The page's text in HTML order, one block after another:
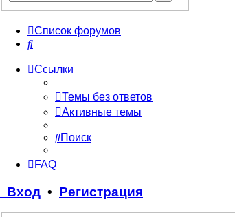
Список форумов
Поиск
Ссылки
Темы без ответов
Активные темы
Поиск
FAQ
Вход • Регистрация